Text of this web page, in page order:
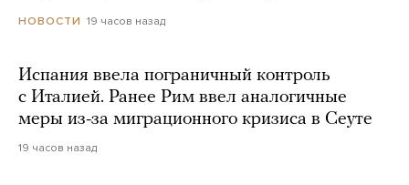
НОВОСТИ 19 часов назад
Испания ввела пограничный контроль
с Италией. Ранее Рим ввел аналогичные
меры из-за миграционного кризиса в Сеуте
19 часов назад